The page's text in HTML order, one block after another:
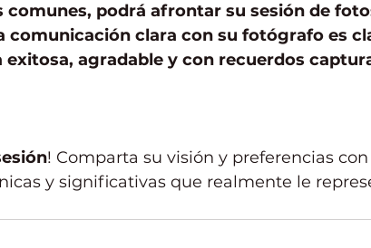
comunes, podrá afrontar su sesión de
comunicación clara con su fotógrafo es
agradable y con recuerdos
! Comparta su visión y preferencias con
y significativas que realmente le